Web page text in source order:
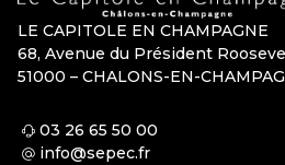
LE CAPITOLE EN CHAMPAGNE
68, Avenue du Président
51000 – CHALONS-EN-
03 26 65 50 00
info@sepec.fr